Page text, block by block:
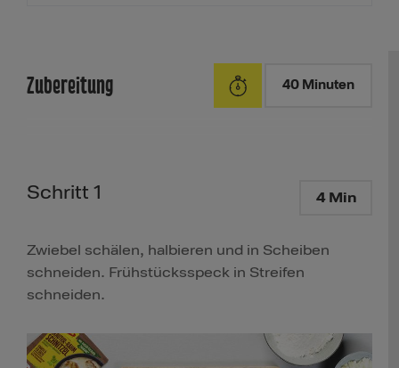
Zubereitung 40 Minuten
Schritt 1 4 Min
Zwiebel schälen, halbieren und in Scheiben
schneiden. Frühstücksspeck in Streifen
schneiden.